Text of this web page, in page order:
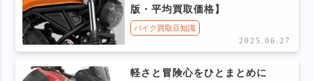
版・平均買取価格】
バイク買取豆知識
2025.06.27
軽さと冒険心をひとまとめに